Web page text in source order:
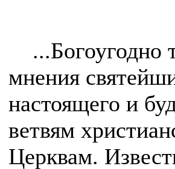
...Богоугодно
мнения
настоящего и
ветвям
Церквам.